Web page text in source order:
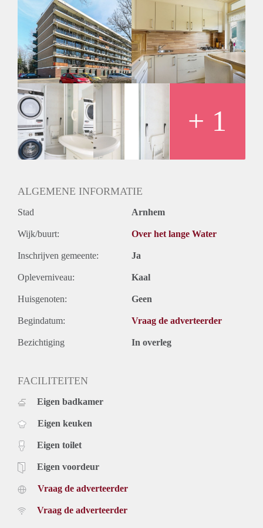
Huisdieren toegestaan: Afhankelijk van de Eigenaar
Huurtoeslag grens: Nee
Geschikt voor studenten: Afhankelijk van de Eigenaar
+ 1
ALGEMENE INFORMATIE
Stad Arnhem
Wijk/buurt: Over het lange Water
Inschrijven gemeente: Ja
Opleverniveau: Kaal
Huisgenoten: Geen
Begindatum: Vraag de adverteerder
Bezichtiging In overleg
FACILITEITEN
Eigen badkamer
Eigen keuken
Eigen toilet
Eigen voordeur
Vraag de adverteerder
Vraag de adverteerder